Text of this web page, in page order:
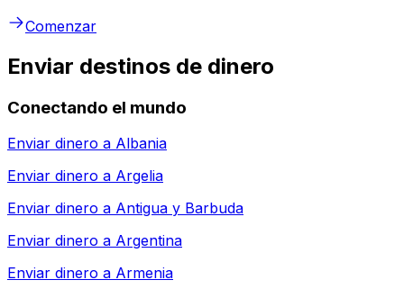
Comenzar
Enviar destinos de dinero
Conectando el mundo
Enviar dinero a Albania
Enviar dinero a Argelia
Enviar dinero a Antigua y Barbuda
Enviar dinero a Argentina
Enviar dinero a Armenia